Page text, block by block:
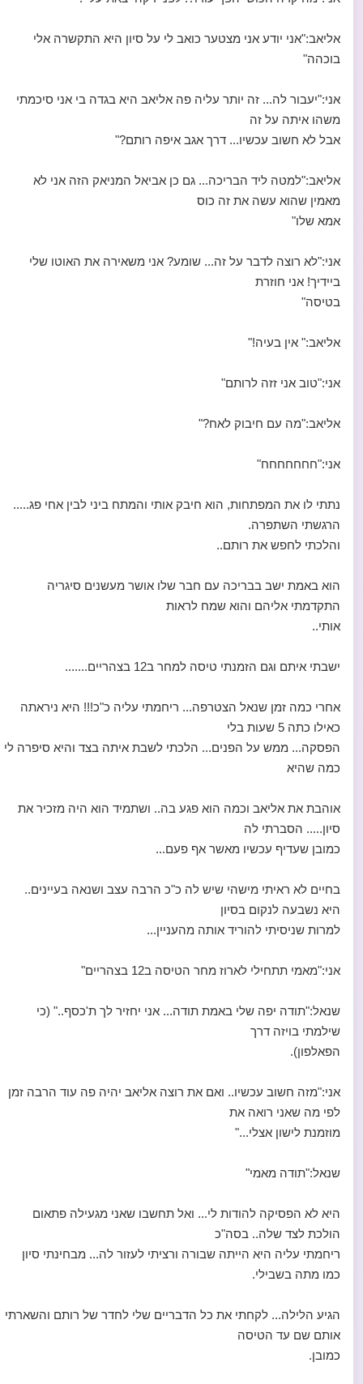
אליאב:"אני יודע אני מצטער כואב לי על סיון היא התקשרה אלי
בוכהה"
אני:"יעבור לה... זה יותר עליה פה אליאב היא בגדה בי אני סיכמתי
משהו איתה על זה
אבל לא חשוב עכשיו... דרך אגב איפה רותם?"
אליאב:"למטה ליד הבריכה... גם כן אביאל המניאק הזה אני לא
מאמין שהוא עשה את זה כוס
אמא שלו"
אני:"לא רוצה לדבר על זה... שומע? אני משאירה את האוטו שלי
ביידיך! אני חוזרת
בטיסה"
אליאב:" אין בעיה!"
אני:"טוב אני זזה לרותם"
אליאב:"מה עם חיבוק לאח?"
אני:"חחחחחחח"
נתתי לו את המפתחות, הוא חיבק אותי והמתח ביני לבין אחי פג.....
הרגשתי השתפרה.
והלכתי לחפש את רותם..
הוא באמת ישב בבריכה עם חבר שלו אושר מעשנים סיגריה
התקדמתי אליהם והוא שמח לראות
אותי..
ישבתי איתם וגם הזמנתי טיסה למחר ב12 בצהריים.......
אחרי כמה זמן שנאל הצטרפה... ריחמתי עליה כ"כ!!! היא ניראתה
כאילו כתה 5 שעות בלי
הפסקה... ממש על הפנים... הלכתי לשבת איתה בצד והיא סיפרה לי
כמה שהיא
אוהבת את אליאב וכמה הוא פגע בה.. ושתמיד הוא היה מזכיר את
סיון..... הסברתי לה
כמובן שעדיף עכשיו מאשר אף פעם...
בחיים לא ראיתי מישהי שיש לה כ"כ הרבה עצב ושנאה בעיינים..
היא נשבעה לנקום בסיון
למרות שניסיתי להוריד אותה מהעניין...
אני:"מאמי תתחילי לארוז מחר הטיסה ב12 בצהריים"
שנאל:"תודה יפה שלי באמת תודה... אני יחזיר לך ת'כסף.." (כי
שילמתי בויזה דרך
הפאלפון).
אני:"מזה חשוב עכשיו.. ואם את רוצה אליאב יהיה פה עוד הרבה זמן
לפי מה שאני רואה את
מוזמנת לישון אצלי..."
שנאל:"תודה מאמי"
היא לא הפסיקה להודות לי... ואל תחשבו שאני מגעילה פתאום
הולכת לצד שלה.. בסה"כ
ריחמתי עליה היא הייתה שבורה ורציתי לעזור לה... מבחינתי סיון
כמו מתה בשבילי.
הגיע הלילה... לקחתי את כל הדבריים שלי לחדר של רותם והשארתי
אותם שם עד הטיסה
כמובן.